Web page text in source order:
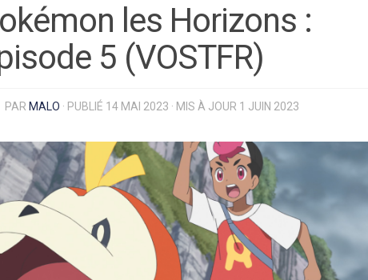
les Horizons :
5 (VOSTFR)
PAR MALO · PUBLIÉ 14 MAI 2023 · MIS À JOUR 1 JUIN 2023